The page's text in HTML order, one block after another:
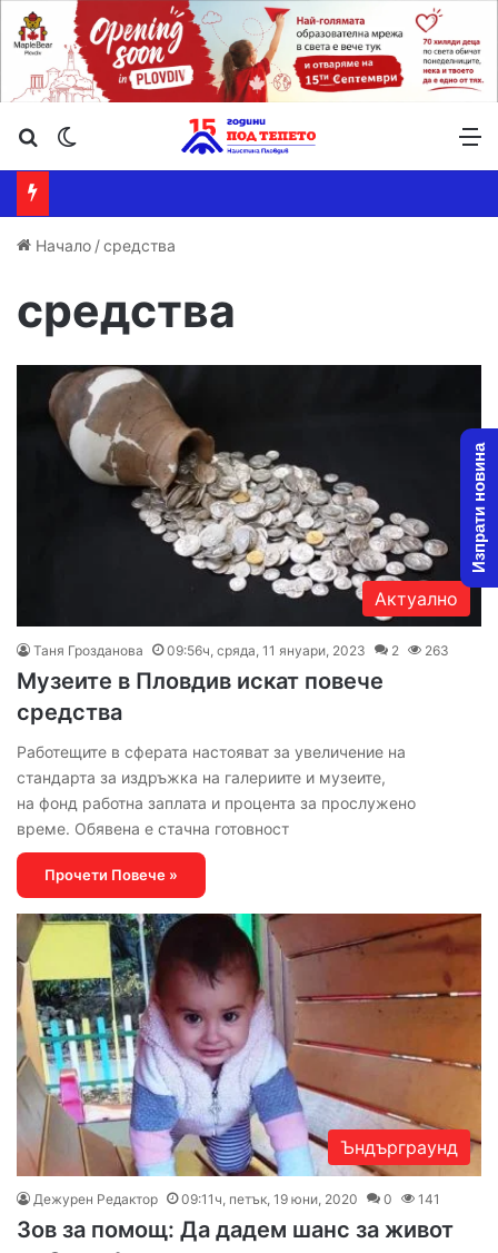
Търсене ...
Начало /средства
средства
Актуално
Таня Грозданова 09:56ч, сряда, 11 януари, 2023 2 263
Музеите в Пловдив искат повече
средства
Работещите в сферата настояват за увеличение на
стандарта за издръжка на галериите и музеите,
на фонд работна заплата и процента за прослужено
време. Обявена е стачна готовност
Прочети Повече »
Ъндърграунд
Дежурен Редактор 09:11ч, петък, 19 юни, 2020 0 141
Зов за помощ: Да дадем шанс за живот
Изпрати новина